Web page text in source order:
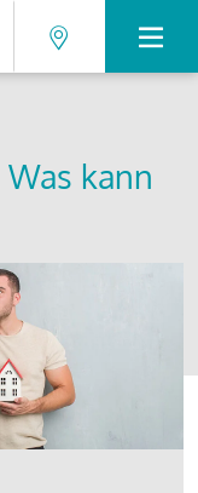
Was kann